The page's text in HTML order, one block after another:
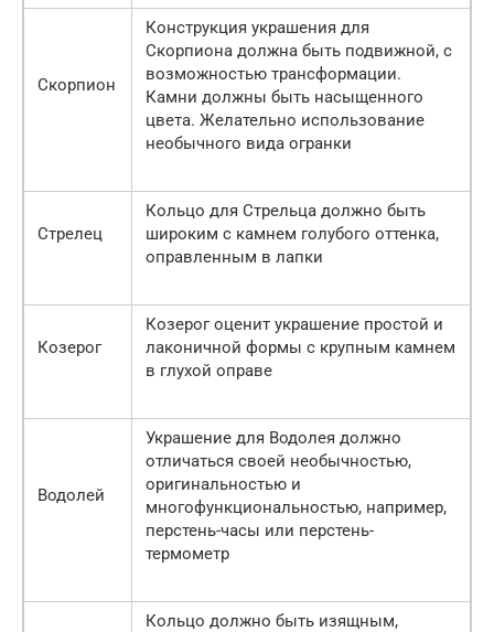
Скорпион
Конструкция украшения для
Скорпиона должна быть подвижной, с
возможностью трансформации.
Камни должны быть насыщенного
цвета. Желательно использование
необычного вида огранки
Стрелец
Кольцо для Стрельца должно быть
широким с камнем голубого оттенка,
оправленным в лапки
Козерог
Козерог оценит украшение простой и
лаконичной формы с крупным камнем
в глухой оправе
Водолей
Украшение для Водолея должно
отличаться своей необычностью,
оригинальностью и
многофункциональностью, например,
перстень-часы или перстень-
термометр
Кольцо должно быть изящным,